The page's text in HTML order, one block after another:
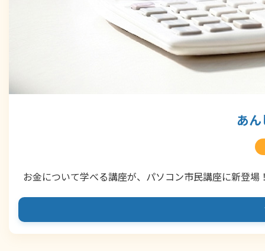
あ
お金について学べる講座が、パソコン市民講座に新登場